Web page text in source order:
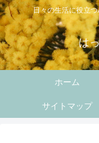
日々の生活に役立
は
ホーム
サイトマップ